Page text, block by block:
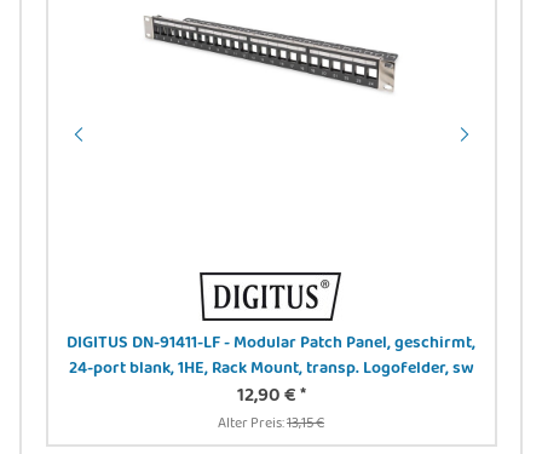
DIGITUS DN-91411-LF - Modular Patch Panel, geschirmt,
24-port blank, 1HE, Rack Mount, transp. Logofelder, sw
12,90 €*
Alter Preis:13,15 €